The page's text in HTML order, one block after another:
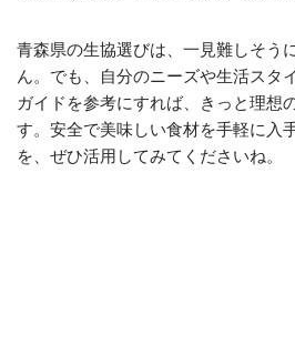
青森県の生協選びは、一見難しそう
ん。でも、自分のニーズや生活スタ
ガイドを参考にすれば、きっと理想
す。安全で美味しい食材を手軽に入
を、ぜひ活用してみてくださいね。